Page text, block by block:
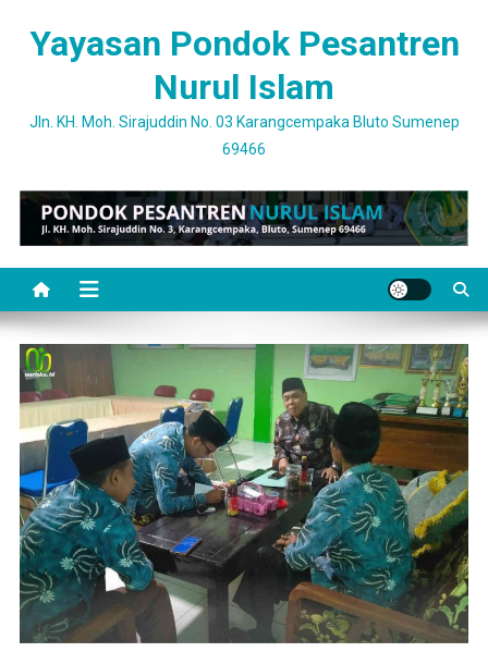
Yayasan Pondok Pesantren
Nurul Islam
Jln. KH. Moh. Sirajuddin No. 03 Karangcempaka Bluto Sumenep
69466